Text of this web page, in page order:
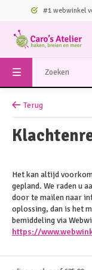
#1 webwinkel voor
Terug
Het kan altijd
gepland. We raden u
door te mailen naar
oplossing, dan is het
bemiddeling via
https://